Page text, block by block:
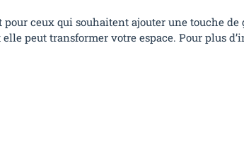
ceux qui souhaitent ajouter une touche
peut transformer votre espace. Pour plus